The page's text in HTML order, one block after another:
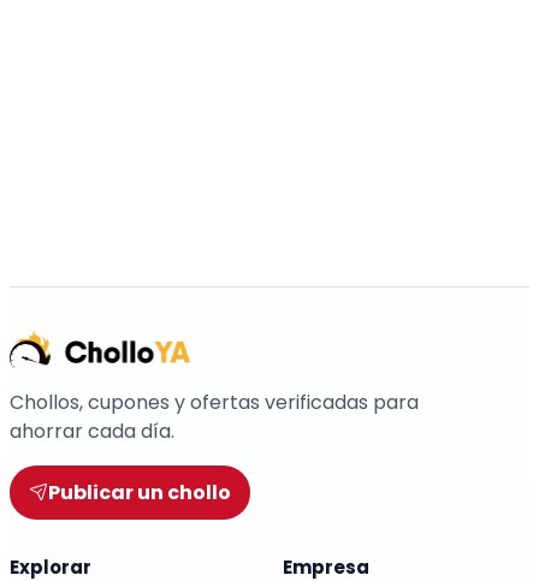
Chollos, cupones y ofertas verificadas para
ahorrar cada día.
Publicar un chollo
Explorar Empresa